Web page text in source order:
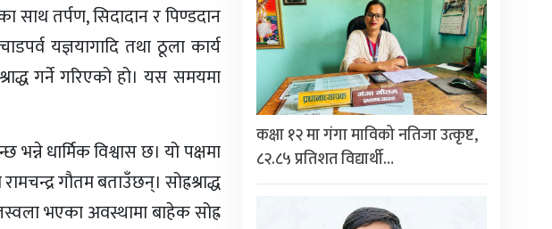
साथ तर्पण, सिदादान र पिण्डदान
यज्ञयागादि तथा ठूला कार्य
गर्ने गरिएको हो। यस समयमा
धार्मिक विश्वास छ। यो पक्षमा
गौतम बताउँछन्। सोह्रश्राद्ध
भएका अवस्थामा बाहेक सोह्र
कक्षा १२ मा गंगा माविको नतिजा उत्कृष्ट,
८२.८५ प्रतिशत विद्यार्थी…